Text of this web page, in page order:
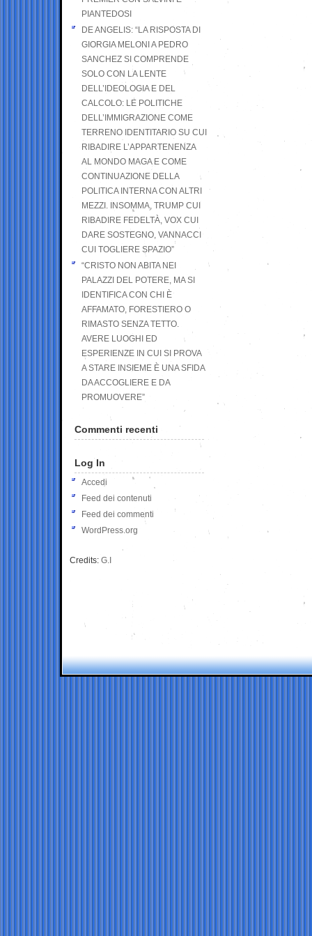
PIANTEDOSI
DE ANGELIS: “LA RISPOSTA DI
GIORGIA MELONI A PEDRO
SANCHEZ SI COMPRENDE
SOLO CON LA LENTE
DELL’IDEOLOGIA E DEL
CALCOLO: LE POLITICHE
DELL’IMMIGRAZIONE COME
TERRENO IDENTITARIO SU CUI
RIBADIRE L’APPARTENENZA
AL MONDO MAGA E COME
CONTINUAZIONE DELLA
POLITICA INTERNA CON ALTRI
MEZZI. INSOMMA, TRUMP CUI
RIBADIRE FEDELTÀ, VOX CUI
DARE SOSTEGNO, VANNACCI
CUI TOGLIERE SPAZIO”
“CRISTO NON ABITA NEI
PALAZZI DEL POTERE, MA SI
IDENTIFICA CON CHI È
AFFAMATO, FORESTIERO O
RIMASTO SENZA TETTO.
AVERE LUOGHI ED
ESPERIENZE IN CUI SI PROVA
A STARE INSIEME È UNA SFIDA
DA ACCOGLIERE E DA
PROMUOVERE”
Commenti recenti
Log In
Accedi
Feed dei contenuti
Feed dei commenti
WordPress.org
Credits: G.I